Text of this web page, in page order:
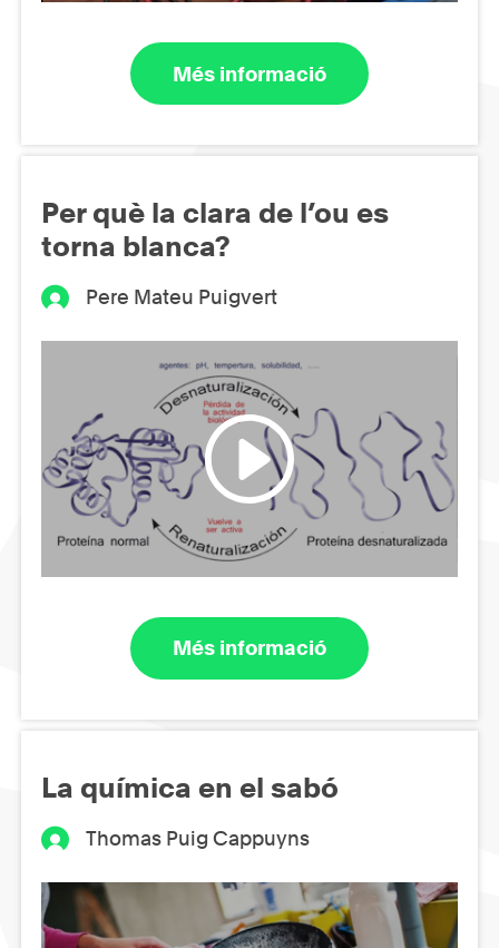
Més informació
Per què la clara de l’ou es
torna blanca?
Pere Mateu Puigvert
Més informació
La química en el sabó
Thomas Puig Cappuyns